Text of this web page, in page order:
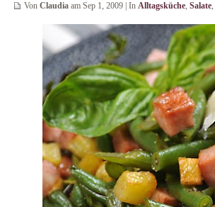
Von Claudia am Sep 1, 2009 | In Alltagsküche, Salate,